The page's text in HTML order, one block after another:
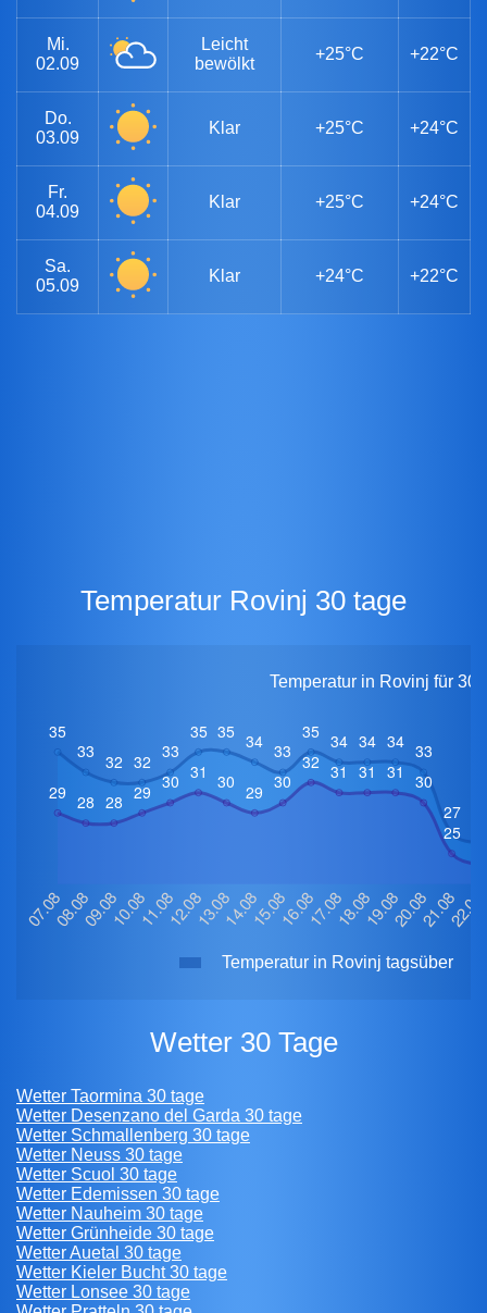
Mi.
02.09
Leicht
bewölkt
+25°C +22°C
Do.
03.09
Klar +25°C +24°C
Fr.
04.09
Klar +25°C +24°C
Sa.
05.09
Klar +24°C +22°C
Temperatur Rovinj 30 tage
Temperatur in Rovinj für 30
Temperatur in Rovinj tagsüber
Wetter 30 Tage
Wetter Taormina 30 tage
Wetter Desenzano del Garda 30 tage
Wetter Schmallenberg 30 tage
Wetter Neuss 30 tage
Wetter Scuol 30 tage
Wetter Edemissen 30 tage
Wetter Nauheim 30 tage
Wetter Grünheide 30 tage
Wetter Auetal 30 tage
Wetter Kieler Bucht 30 tage
Wetter Lonsee 30 tage